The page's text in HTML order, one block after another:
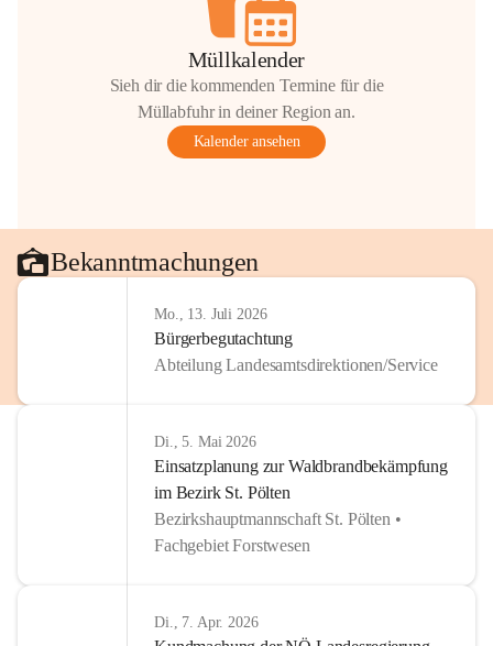
Müllkalender
Sieh dir die kommenden Termine für die
Müllabfuhr in deiner Region an.
Kalender ansehen
Bekanntmachungen
Mo., 13. Juli 2026
Bürgerbegutachtung
Abteilung Landesamtsdirektionen/Service
Di., 5. Mai 2026
Einsatzplanung zur Waldbrandbekämpfung
im Bezirk St. Pölten
Bezirkshauptmannschaft St. Pölten •
Fachgebiet Forstwesen
Di., 7. Apr. 2026